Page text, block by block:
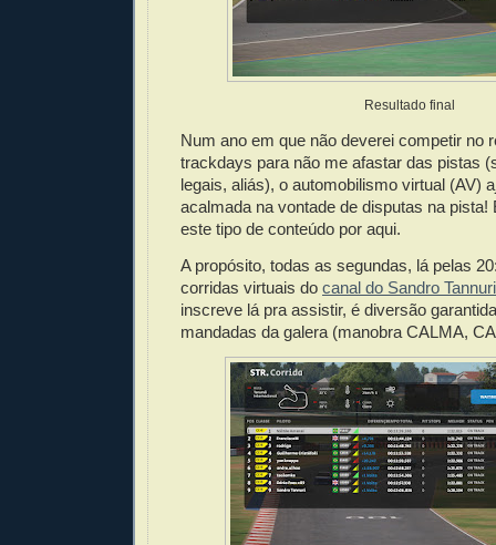
Resultado final
Num ano em que não deverei competir no
trackdays para não me afastar das pistas
legais, aliás), o automobilismo virtual (AV)
acalmada na vontade de disputas na pista!
este tipo de conteúdo por aqui.
A propósito, todas as segundas, lá pelas
corridas virtuais do canal do Sandro
inscreve lá pra assistir, é diversão
mandadas da galera (manobra CALMA,